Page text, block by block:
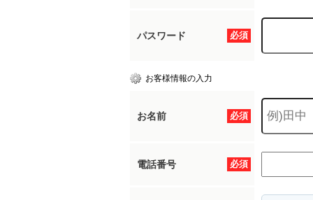
必須
パスワード
お客様情報の入力
必須
お名前
必須
電話番号